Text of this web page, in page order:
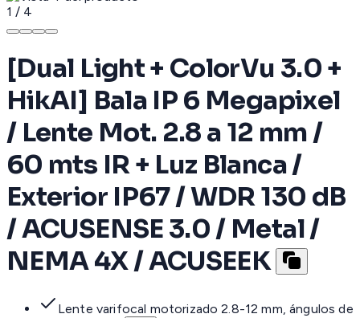
1 / 4
[Dual Light + ColorVu 3.0 +
HikAI] Bala IP 6 Megapixel
/ Lente Mot. 2.8 a 12 mm /
60 mts IR + Luz Blanca /
Exterior IP67 / WDR 130 dB
/ ACUSENSE 3.0 / Metal /
NEMA 4X / ACUSEEK
Lente varifocal motorizado 2.8-12 mm, ángulos de